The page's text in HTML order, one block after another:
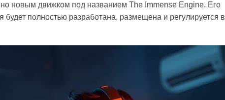
новым движком под названием The Immense Engine. Его
полностью разработана, размещена и регулируется в